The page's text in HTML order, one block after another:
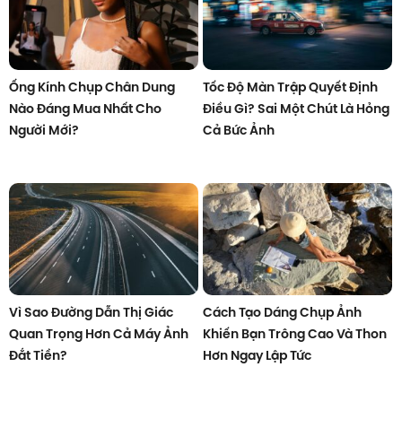
Ống Kính Chụp Chân Dung
Nào Đáng Mua Nhất Cho
Người Mới?
Tốc Độ Màn Trập Quyết Định
Điều Gì? Sai Một Chút Là Hỏng
Cả Bức Ảnh
Vì Sao Đường Dẫn Thị Giác
Quan Trọng Hơn Cả Máy Ảnh
Đắt Tiền?
Cách Tạo Dáng Chụp Ảnh
Khiến Bạn Trông Cao Và Thon
Hơn Ngay Lập Tức